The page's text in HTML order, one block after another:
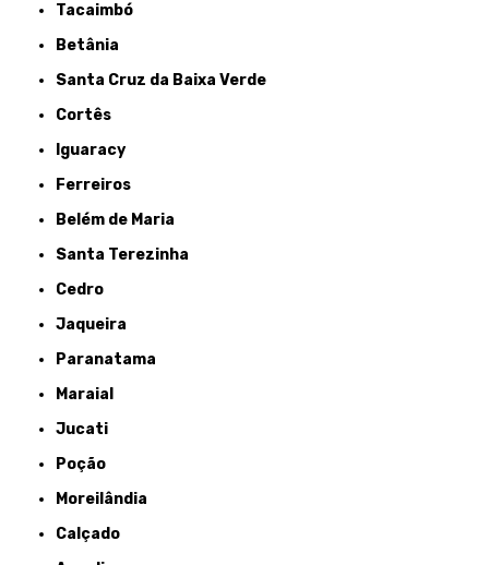
Tacaimbó
Betânia
Santa Cruz da Baixa Verde
Cortês
Iguaracy
Ferreiros
Belém de Maria
Santa Terezinha
Cedro
Jaqueira
Paranatama
Maraial
Jucati
Poção
Moreilândia
Calçado